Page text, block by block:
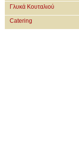
Γλυκά Κουταλιού
Catering